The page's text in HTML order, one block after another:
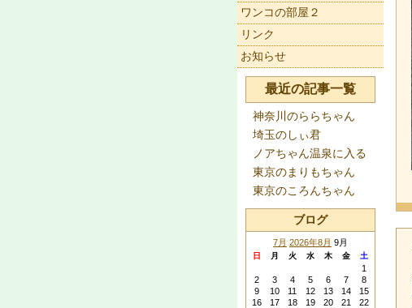
ワンコの部屋２
リンク
お知らせ
最近の記事一覧
神奈川のららちゃん
埼玉のしぃ君
ノアちゃん温泉に入る
東京のまりもちゃん
東京のころんちゃん
ブログ
7月 2026年8月 9月
日 月 火 水 木 金 土
1
2
3 4 5 6 7
8
9
10 11 12 13 14
15
16
17 18 19 20 21
22